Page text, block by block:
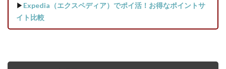
▶ Expedia（エクスペディア）でポイ活！お得なポイントサ
イト比較